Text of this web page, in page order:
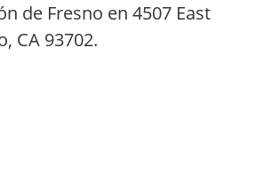
de Fresno en 4507 East
CA 93702.